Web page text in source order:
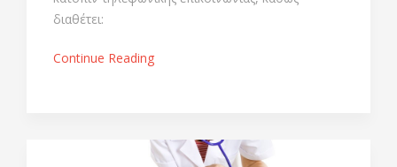
διαθέτει:
Continue Reading